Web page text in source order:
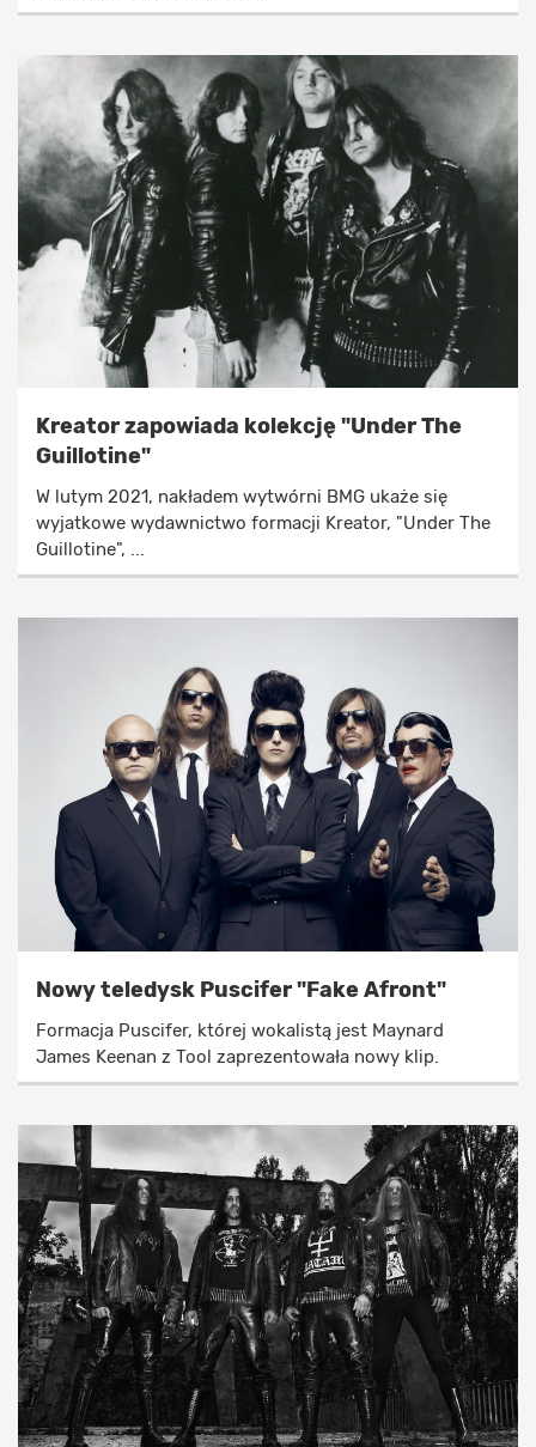
Kreator zapowiada kolekcję "Under The
Guillotine"
W lutym 2021, nakładem wytwórni BMG ukaże się
wyjatkowe wydawnictwo formacji Kreator, "Under The
Guillotine", ...
Nowy teledysk Puscifer "Fake Afront"
Formacja Puscifer, której wokalistą jest Maynard
James Keenan z Tool zaprezentowała nowy klip.